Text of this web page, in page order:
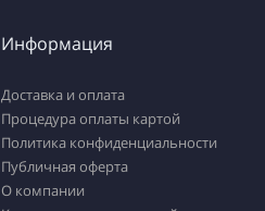
Информация
Доставка и оплата
Процедура оплаты картой
Политика конфиденциальности
Публичная оферта
О компании